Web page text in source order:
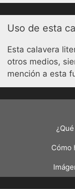
Uso de esta
Esta calavera
otros medios,
mención a esta
Cómo